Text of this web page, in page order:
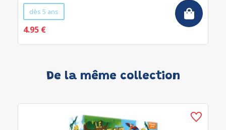
dès 5 ans
4.95 €
De la même collection